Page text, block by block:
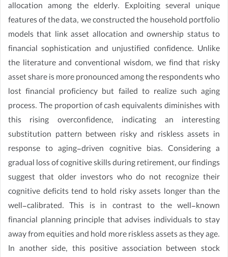
allocation among the elderly. Exploiting several unique
features of the data, we constructed the household portfolio
models that link asset allocation and ownership status to
financial sophistication and unjustified confidence. Unlike
the literature and conventional wisdom, we find that risky
asset share is more pronounced among the respondents who
lost financial proficiency but failed to realize such aging
process. The proportion of cash equivalents diminishes with
this rising overconfidence, indicating an interesting
substitution pattern between risky and riskless assets in
response to aging-driven cognitive bias. Considering a
gradual loss of cognitive skills during retirement, our findings
suggest that older investors who do not recognize their
cognitive deficits tend to hold risky assets longer than the
well-calibrated. This is in contrast to the well-known
financial planning principle that advises individuals to stay
away from equities and hold more riskless assets as they age.
In another side, this positive association between stock